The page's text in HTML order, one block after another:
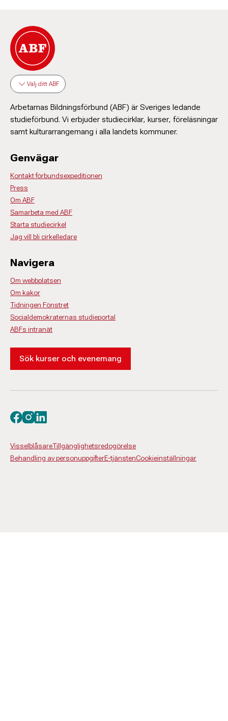
Välj ditt ABF
Arbetarnas Bildningsförbund (ABF) är Sveriges ledande
studieförbund. Vi erbjuder studiecirklar, kurser, föreläsningar
samt kulturarrangemang i alla landets kommuner.
Genvägar
Kontakt förbundsexpeditionen
Press
Om ABF
Samarbeta med ABF
Starta studiecirkel
Jag vill bli cirkelledare
Navigera
Om webbplatsen
Om kakor
Tidningen Fönstret
Socialdemokraternas studieportal
ABFs intranät
Sök kurser och evenemang
VisselblåsareTillgänglighetsredogörelse
Behandling av personuppgifterE-tjänstenCookieinställningar
Besök oss på facebook
Besök oss på instagram
Besök oss på linkedin